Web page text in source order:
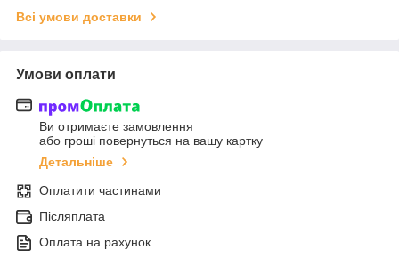
Всі умови доставки
Умови оплати
Ви отримаєте замовлення
або гроші повернуться на вашу картку
Детальніше
Оплатити частинами
Післяплата
Оплата на рахунок